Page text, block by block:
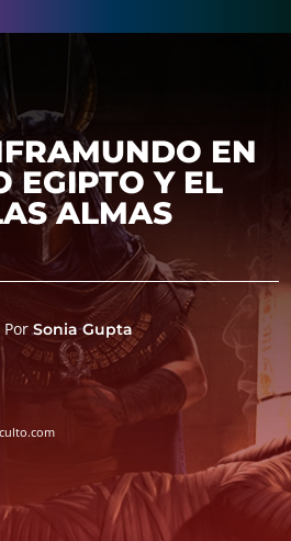
EN
EGIPTO Y EL
ALMAS
PorSonia Gupta